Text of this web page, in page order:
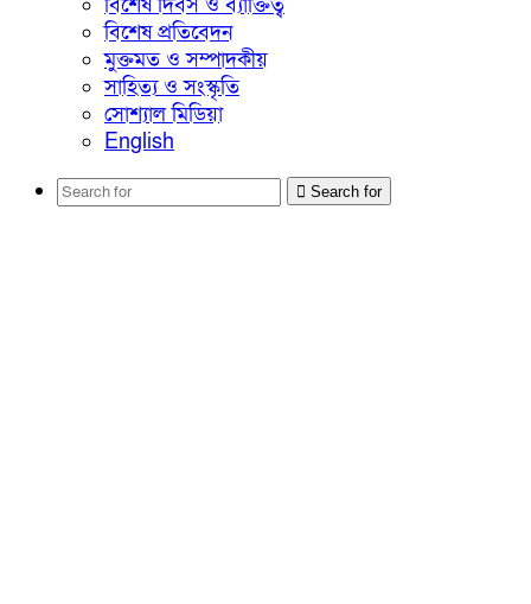
বিশেষ প্রতিবেদন
মুক্তমত ও সম্পাদকীয়
সাহিত্য ও সংস্কৃতি
সোশ্যাল মিডিয়া
English
Search for